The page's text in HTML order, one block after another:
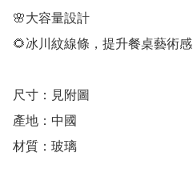
🌸大容量設計
🌻冰川紋線條，提升餐桌藝術感
尺寸：見附圖
產地：中國
材質：玻璃